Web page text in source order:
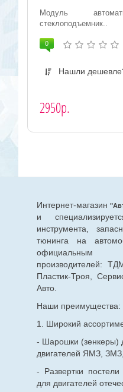
Модуль
стеклоподъемник..
0
Нашли
2950р.
Интернет-магазин
и
инструмента,
тюнинга на
официальным
производителей:
Пластик-Троя,
Авто.
Наши преимущества:
1. Широкий
- Шарошки (зенкеры)
двигателей ЯМЗ,
- Развертки
для двигателей